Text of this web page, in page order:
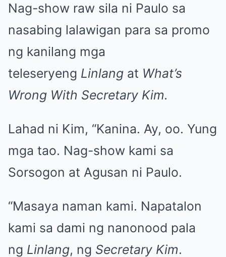
Nag-show raw sila ni Paulo sa
nasabing lalawigan para sa promo
ng kanilang mga
teleseryeng Linlang at What’s
Wrong With Secretary Kim.
Lahad ni Kim, “Kanina. Ay, oo. Yung
mga tao. Nag-show kami sa
Sorsogon at Agusan ni Paulo.
“Masaya naman kami. Napatalon
kami sa dami ng nanonood pala
ng Linlang, ng Secretary Kim.